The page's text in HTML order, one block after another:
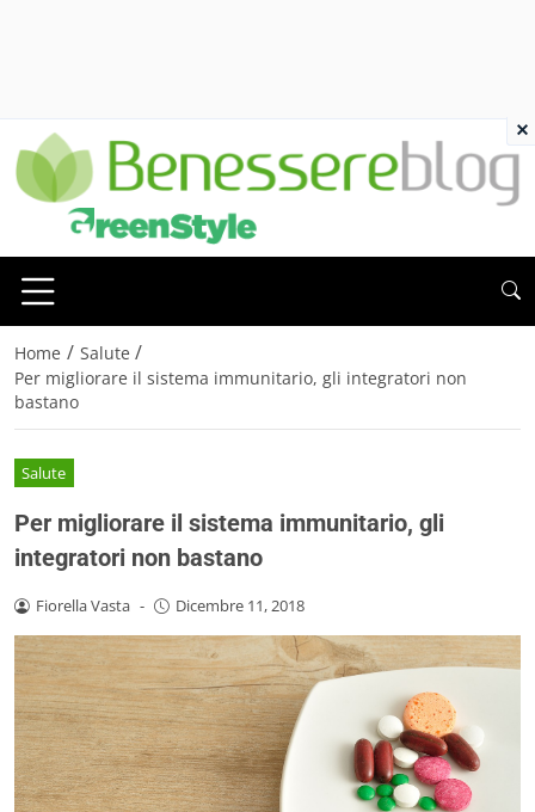
Home / Salute /
Per migliorare il sistema immunitario, gli integratori non
bastano
Salute
Per migliorare il sistema immunitario, gli
integratori non bastano
Fiorella Vasta - Dicembre 11, 2018
×